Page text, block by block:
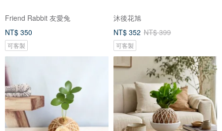
Friend Rabbit 友愛兔
NT$ 350
可客製
沐後花旭
NT$ 352 NT$ 399
可客製